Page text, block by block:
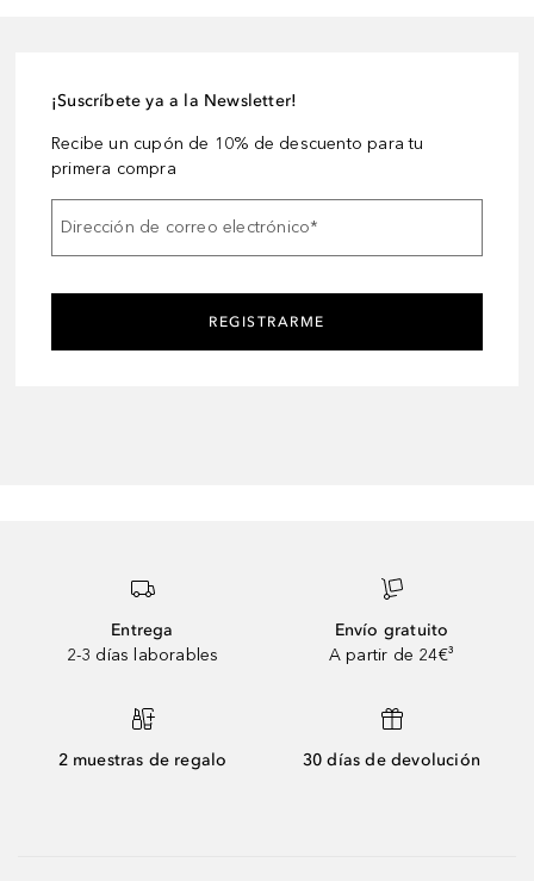
¡Suscríbete ya a la Newsletter!
Recibe un cupón de 10% de descuento para tu
primera compra
Dirección de correo electrónico*
REGISTRARME
Entrega
2-3 días laborables
Envío gratuito
A partir de 24€³
2 muestras de regalo 30 días de devolución